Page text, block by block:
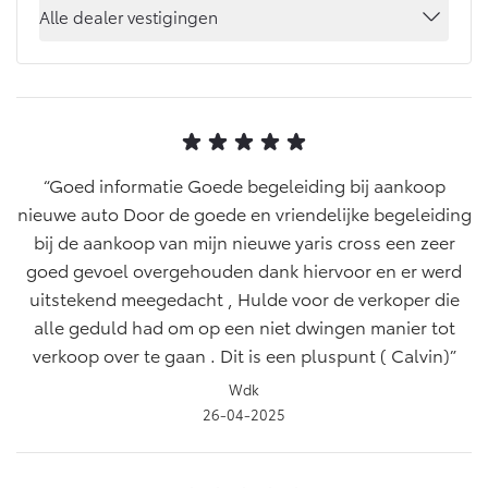
HYBRIDE
Vanaf € 31.895,-
BATTERIJ-ELEKTRISCH
Vanaf € 32.995,-
Corolla Hatchback
HYBRIDE
Corolla Touring Sports
HYBRIDE
Vakantiecheck
Hybride Zekerheid Controle
Toyota handleidingen
Toyota Service Informatie (SIL)
Schade & Garantie
Private Lease
Bereken je maandbedrag
Private Lease voor ZZP
Financieren
Toyota Betaalplan
Thuislaadpakketten
Toyota voor de zaak
Leaserijder
ZZP
Wagenparkbeheer
Leasen
Operational Lease
Werkplaatsafspraak maken
Contact en Route
Schade melden
Plan een proefrit
Vraag een brochure aan
Bekijk de verwachte modellen
Alle dealer vestigingen
Goed informatie Goede begeleiding bij aankoop
nieuwe auto Door de goede en vriendelijke begeleiding
bij de aankoop van mijn nieuwe yaris cross een zeer
goed gevoel overgehouden dank hiervoor en er werd
uitstekend meegedacht , Hulde voor de verkoper die
alle geduld had om op een niet dwingen manier tot
verkoop over te gaan . Dit is een pluspunt ( Calvin)
Wdk
26-04-2025